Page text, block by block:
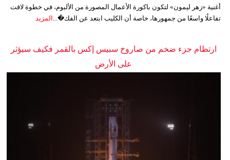
أغنية «زهر ليمون» لتكون باكورة الأعمال المصورة من الألبوم، في خطوة لاقت
تفاعلًا واسعًا من جمهورها، خاصة أن الكليب ابتعد عن الفك�...
المزيد
ارتطام جزء ضخم من صاروخ سبيس إكس بالقمر فكيف سيؤثر
على الأرض